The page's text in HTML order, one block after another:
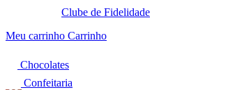
Clube de Fidelidade
Meu carrinho Carrinho
Chocolates
Confeitaria